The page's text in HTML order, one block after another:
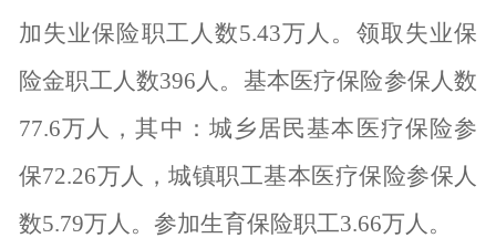
加失业保险职工人数5.43万人。领取失业保
险金职工人数396人。基本医疗保险参保人数
77.6万人，其中：城乡居民基本医疗保险参
保72.26万人，城镇职工基本医疗保险参保人
数5.79万人。参加生育保险职工3.66万人。